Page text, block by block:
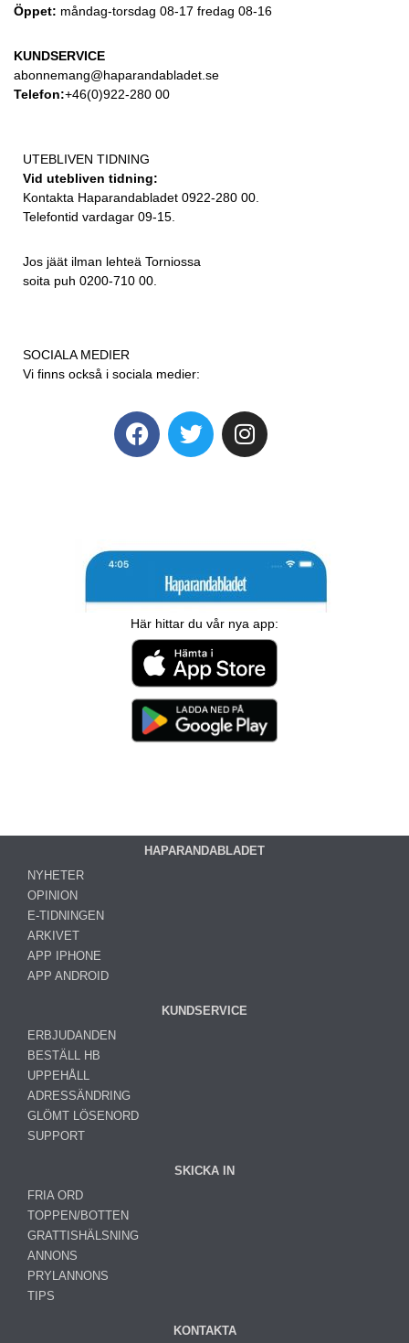
Öppet: måndag-torsdag 08-17 fredag 08-16
KUNDSERVICE
abonnemang@haparandabladet.se
Telefon:+46(0)922-280 00
UTEBLIVEN TIDNING
Vid utebliven tidning:
Kontakta Haparandabladet 0922-280 00.
Telefontid vardagar 09-15.
Jos jäät ilman lehteä Torniossa
soita puh 0200-710 00.
SOCIALA MEDIER
Vi finns också i sociala medier:
Här hittar du vår nya app:
HAPARANDABLADET
NYHETER
OPINION
E-TIDNINGEN
ARKIVET
APP IPHONE
APP ANDROID
KUNDSERVICE
ERBJUDANDEN
BESTÄLL HB
UPPEHÅLL
ADRESSÄNDRING
GLÖMT LÖSENORD
SUPPORT
SKICKA IN
FRIA ORD
TOPPEN/BOTTEN
GRATTISHÄLSNING
ANNONS
PRYLANNONS
TIPS
KONTAKTA